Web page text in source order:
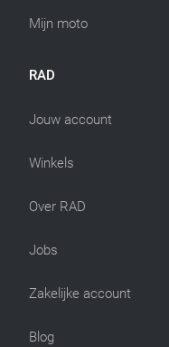
Mijn moto
RAD
Jouw account
Winkels
Over RAD
Jobs
Zakelijke account
Blog